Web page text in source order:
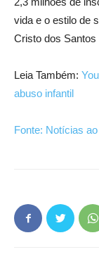
vida e o estilo de
Cristo dos
Leia Também:
abuso infantil
Fonte: Notícias